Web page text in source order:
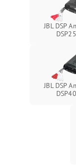
JBL DSP
JBL DSP